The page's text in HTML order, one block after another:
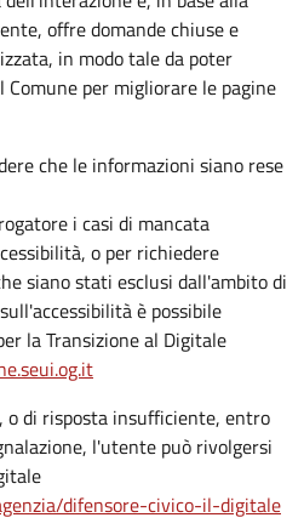
offre domande chiuse e
in modo tale da poter
per migliorare le pagine
che le informazioni siano rese
i casi di mancata
o per richiedere
siano stati esclusi dall'ambito di
è possibile
la Transizione al Digitale
o di risposta insufficiente, entro
l'utente può rivolgersi
difensore-civico-il-digitale